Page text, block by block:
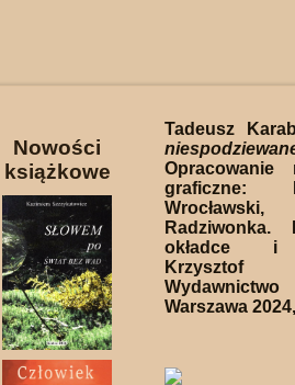
Nowości
książkowe
Tadeusz
Opracowanie
graficzne:
Radziwonka.
okładce i
Krzysztof
Warszawa